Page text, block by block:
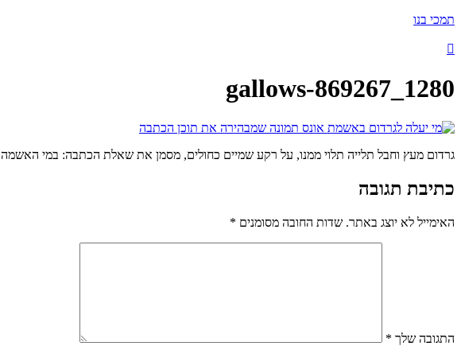
תמכי בנו
gallows-869267_1280
גרדום מעץ וחבל תלייה תלוי ממנו, על רקע שמיים כחולים, מסמן את שאלת הכתבה: במי האשמה
כתיבת תגובה
האימייל לא יוצג באתר. שדות החובה מסומנים *
התגובה שלך *